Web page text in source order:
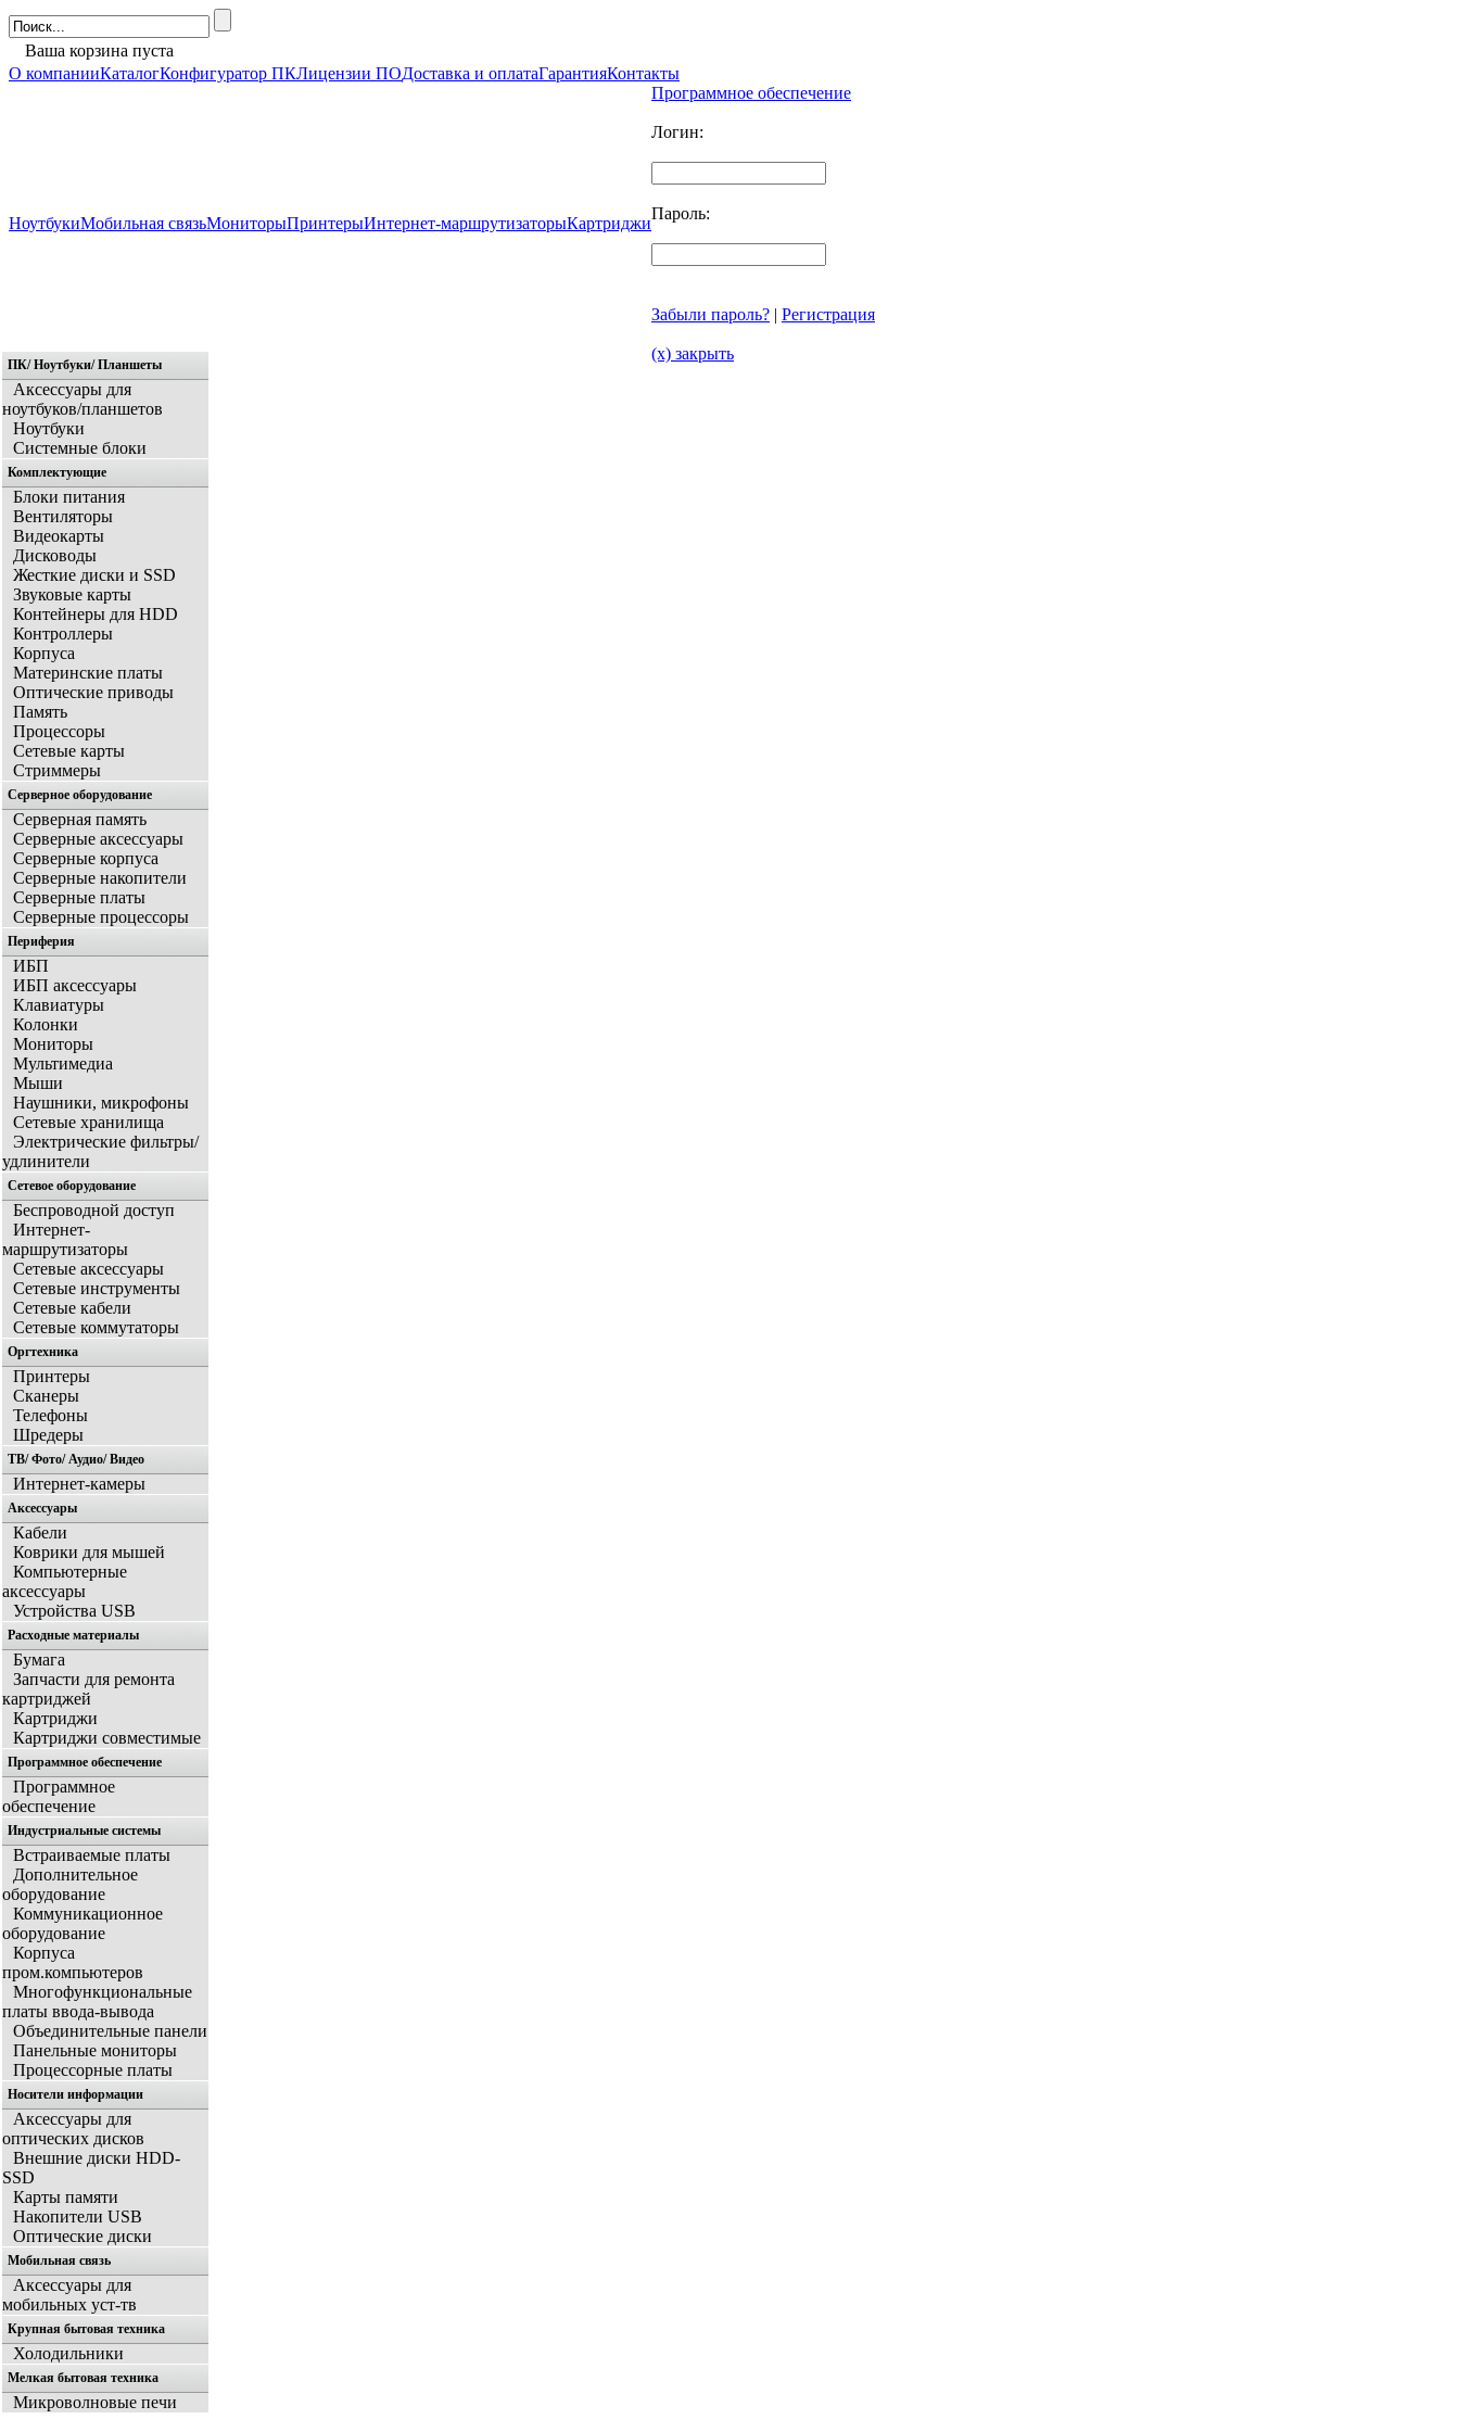
Ваша корзина пуста
О компанииКаталогКонфигуратор ПКЛицензии ПОДоставка и оплатаГарантияКонтакты
НоутбукиМобильная связьМониторыПринтерыИнтернет-маршрутизаторыКартриджи
Программное обеспечение
Логин:
Пароль:
Забыли пароль? | Регистрация
(x) закрыть
Главная
ПК/ Ноутбуки/ Планшеты
Аксессуары для
ноутбуков/планшетов
Ноутбуки
Системные блоки
Комплектующие
Блоки питания
Вентиляторы
Видеокарты
Дисководы
Жесткие диски и SSD
Звуковые карты
Контейнеры для HDD
Контроллеры
Корпуса
Материнские платы
Оптические приводы
Память
Процессоры
Сетевые карты
Стриммеры
Серверное оборудование
Серверная память
Серверные аксессуары
Серверные корпуса
Серверные накопители
Серверные платы
Серверные процессоры
Периферия
ИБП
ИБП аксессуары
Клавиатуры
Колонки
Мониторы
Мультимедиа
Мыши
Наушники, микрофоны
Сетевые хранилища
Электрические фильтры/
удлинители
Сетевое оборудование
Беспроводной доступ
Интернет-
маршрутизаторы
Сетевые аксессуары
Сетевые инструменты
Сетевые кабели
Сетевые коммутаторы
Оргтехника
Принтеры
Сканеры
Телефоны
Шредеры
ТВ/ Фото/ Аудио/ Видео
Интернет-камеры
Аксессуары
Кабели
Коврики для мышей
Компьютерные
аксессуары
Устройства USB
Расходные материалы
Бумага
Запчасти для ремонта
картриджей
Картриджи
Картриджи совместимые
Программное обеспечение
Программное
обеспечение
Индустриальные системы
Встраиваемые платы
Дополнительное
оборудование
Коммуникационное
оборудование
Корпуса
пром.компьютеров
Многофункциональные
платы ввода-вывода
Объединительные панели
Панельные мониторы
Процессорные платы
Носители информации
Аксессуары для
оптических дисков
Внешние диски HDD-
SSD
Карты памяти
Накопители USB
Оптические диски
Мобильная связь
Аксессуары для
мобильных уст-тв
Крупная бытовая техника
Холодильники
Мелкая бытовая техника
Микроволновые печи